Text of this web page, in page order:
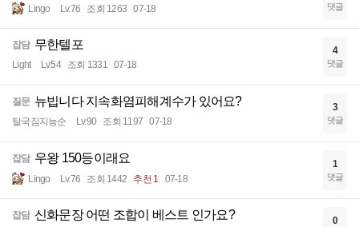
Lingo Lv.76 조회 1263 07-18 댓글
잡담 무한텔포
Light Lv.54 조회 1331 07-18
4
댓글
질문 뉴빕니다 지속화염피해계수가 있어요?
탈국짐지능순 Lv.90 조회 1197 07-18
3
댓글
잡담 우왕 150등이래요
Lingo Lv.76 조회 1442 추천 1 07-18
1
댓글
잡담 신화문장 어떤 조합이 베스트 인가요? 0